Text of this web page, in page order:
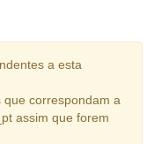
a esta
que correspondam a
assim que forem